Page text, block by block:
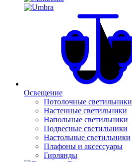
Освещение
Потолочные светильники
Настенные светильники
Напольные светильники
Подвесные светильники
Настольные светильники
Плафоны и аксессуары
Гирлянды